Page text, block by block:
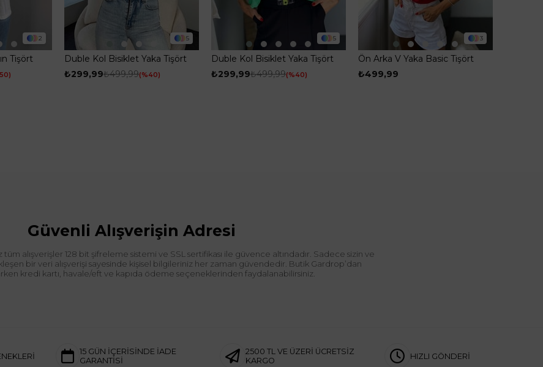
2
Tişört
5
Duble Kol Bisiklet Yaka Tişört
Kırmızı
₺299,99₺499,99 %40
5
Duble Kol Bisiklet Yaka Tişört
Yeşil
₺299,99₺499,99 %40
3
Ön Arka V Yaka Basic Tişört
Kırmızı
₺499,99
Güvenli Alışverişin Adresi
alışverişler 128 bit şifreleme sistemi ve SSL sertifikası ile güvence altındadır. Sadece sizin ve
bir veri alışverişi sayesinde kişisel bilgileriniz her zaman güvendedir. Butik Gardrop’dan
kredi kartı, havale/eft ve kapıda ödeme seçeneklerinden faydalanabilirsiniz.
15 GÜN İÇERİSİNDE İADE
GARANTİSİ
2500 TL VE ÜZERİ ÜCRETSİZ
KARGO
HIZLI GÖNDERİ